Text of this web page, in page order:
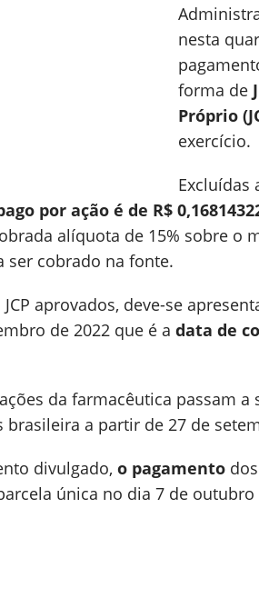
nesta
forma de
Próprio
exercício.
Excluídas
por ação é de R$
alíquota de 15% sobre o
ser cobrado na fonte.
aprovados, deve-se
de 2022 que é a data de
da farmacêutica passam a
brasileira a partir de 27 de
divulgado, o pagamento
única no dia 7 de outubro